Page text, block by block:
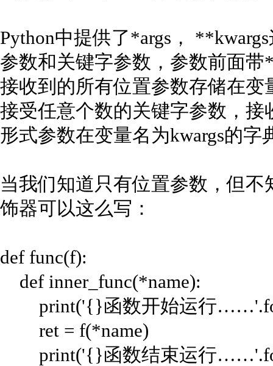
Python中提供了*args，
参数和关键字参数，参数前面
接收到的所有位置参数存储在
接受任意个数的关键字参数，
形式参数在变量名为kwargs的字
当我们知道只有位置参数，但
饰器可以这么写：
def func(f):
def inner_func(*name):
print('{}函数开始运行
ret = f(*name)
print('{}函数结束运行